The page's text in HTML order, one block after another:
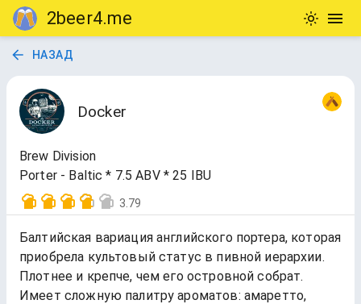
2beer4.me
НАЗАД
Docker
Brew Division
Porter - Baltic * 7.5 ABV * 25 IBU
3.79
Балтийская вариация английского портера, которая
приобрела культовый статус в пивной иерархии.
Плотнее и крепче, чем его островной собрат.
Имеет сложную палитру ароматов: амаретто,